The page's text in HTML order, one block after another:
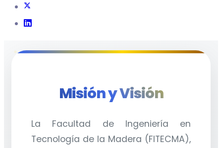
Misión y Visión
La Facultad de Ingeniería en
Tecnología de la Madera (FITECMA),